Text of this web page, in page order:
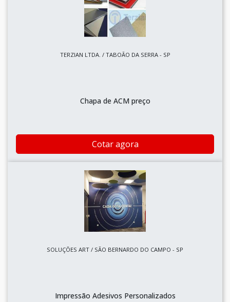
TERZIAN LTDA. / TABOÃO DA SERRA - SP
Chapa de ACM preço
Cotar agora
SOLUÇÕES ART / SÃO BERNARDO DO CAMPO - SP
Impressão Adesivos Personalizados